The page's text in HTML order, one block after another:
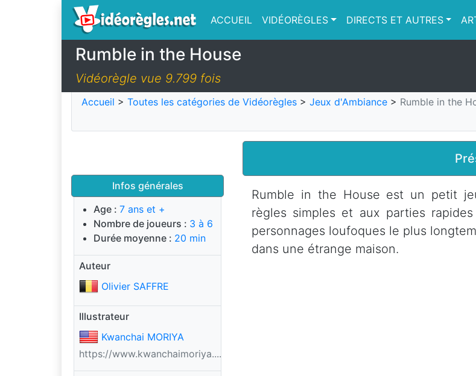
ACCUEIL VIDÉORÈGLES DIRECTS ET AUTRES
Rumble in the House
Vidéorègle vue 9.799 fois
Accueil > Toutes les catégories de Vidéorègles > Jeux d'Ambiance > Rumble in the
Infos générales
Age : 7 ans et +
Nombre de joueurs : 3 à 6
Durée moyenne : 20 min
Auteur
Olivier SAFFRE
Illustrateur
Kwanchai MORIYA
https://www.kwanchaimoriya....
Rumble in the House est un petit
règles simples et aux parties
personnages loufoques le plus
dans une étrange maison.